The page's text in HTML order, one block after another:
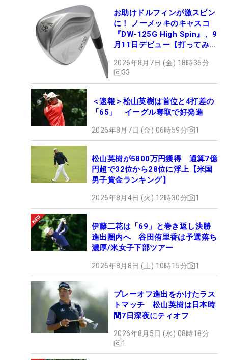
お助けドルフィンが激スピン
に！ ノーメッキのキャスコ
『DW-125G High Spin』、9
月11日デビュー【打ってみ
2026年8月7日 (金) 18時36分
33
＜速報＞松山英樹は首位と4打差の
「65」 イーグル奪取で好発進
2026年8月7日 (金) 06時59分 1
松山英樹が5800万円獲得 通算7億
円超で32位から28位に浮上【米国
男子賞金ランキング】
2026年8月4日 (火) 12時30分 1
伊藤二花は「69」と巻き返し決勝
進出圏内へ 谷田侑里香は予選落ち
濃厚/米女子下部ツアー
2026年8月8日 (土) 10時15分 1
プレーオフ進出をかけたラス
トマッチ 松山英樹は日本時
間7日深夜にティオフ
2026年8月5日 (水) 08時18分
1